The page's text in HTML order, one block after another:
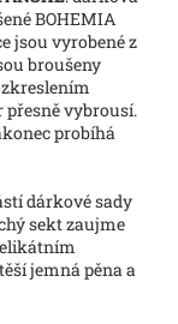
BOHEMIA
jsou vyrobené z
broušeny
přesně vybrousí.
probíhá
dárkové sady
sekt zaujme
jemná pěna a